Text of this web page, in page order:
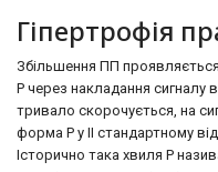
Гіпертрофія
Збільшення ПП
Р через накладання сигналу
тривало скорочується, на
форма Р у II стандартному
Історично така хвиля Р